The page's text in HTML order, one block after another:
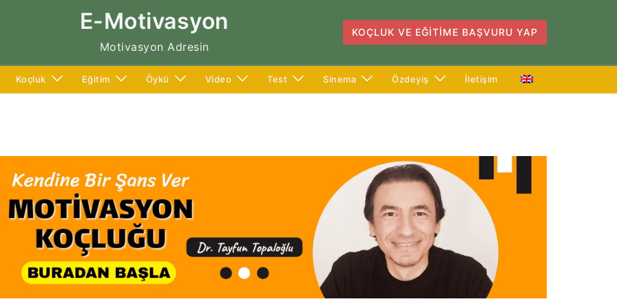
E-Motivasyon
Motivasyon Adresin
KOÇLUK VE EĞITIME BAŞVURU YAP
Koçluk Eğitim Öykü Video Test Sinema Özdeyiş İletişim